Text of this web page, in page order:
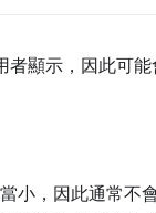
顯示，因此可
小，因此通常不